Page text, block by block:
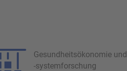
Gesundheitsökonomie und
-systemforschung